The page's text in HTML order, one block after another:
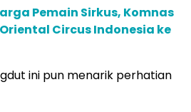
Pemain Sirkus, Komnas
Circus Indonesia ke
ini pun menarik perhatian